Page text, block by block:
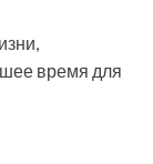
время для